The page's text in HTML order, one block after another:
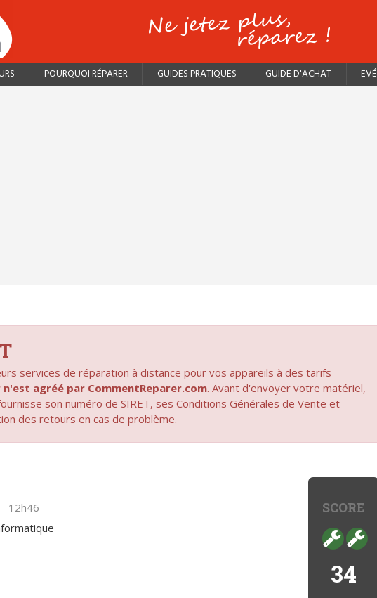
POURQUOI RÉPARER GUIDES PRATIQUES GUIDE D'ACHAT
services de réparation à distance pour vos appareils à des tarifs
agréé par CommentReparer.com. Avant d'envoyer votre matériel,
son numéro de SIRET, ses Conditions Générales de Vente et
des retours en cas de problème.
SCORE
34
12h46